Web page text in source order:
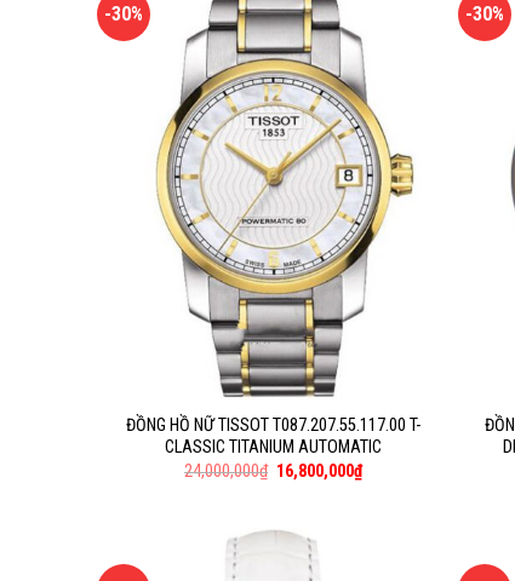
-30%
ĐỒNG HỒ NỮ TISSOT T087.207.55.117.00 T-
CLASSIC TITANIUM AUTOMATIC
24,000,000₫ 16,800,000₫
-30%